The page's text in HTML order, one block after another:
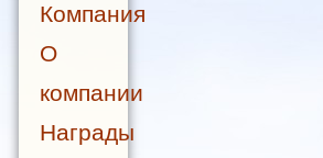
Компания
О
компании
Награды